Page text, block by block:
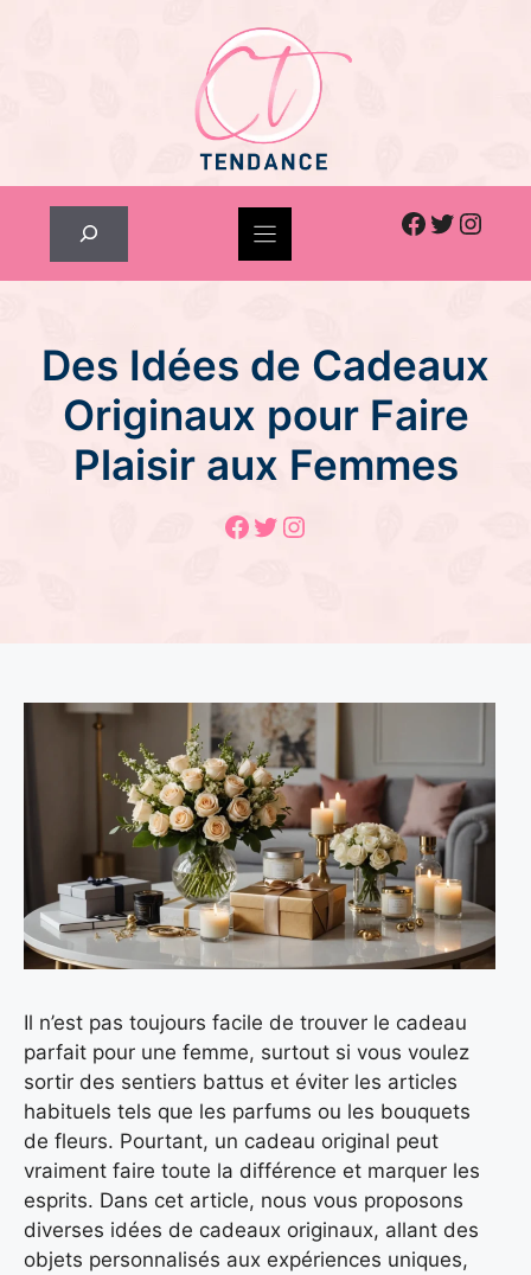
Facebook
Twitter
Des Idées de Cadeaux
Originaux pour Faire
Plaisir aux Femmes
Facebook
Twitter
Instagram
Il n’est pas toujours facile de trouver le cadeau
parfait pour une femme, surtout si vous voulez
sortir des sentiers battus et éviter les articles
habituels tels que les parfums ou les bouquets
de fleurs. Pourtant, un cadeau original peut
vraiment faire toute la différence et marquer les
esprits. Dans cet article, nous vous proposons
diverses idées de cadeaux originaux, allant des
objets personnalisés aux expériences uniques,